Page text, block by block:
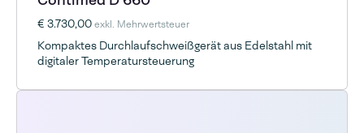
€ 3.730,00exkl. Mehrwertsteuer
Kompaktes Durchlaufschweißgerät aus Edelstahl mit
digitaler Temperatursteuerung